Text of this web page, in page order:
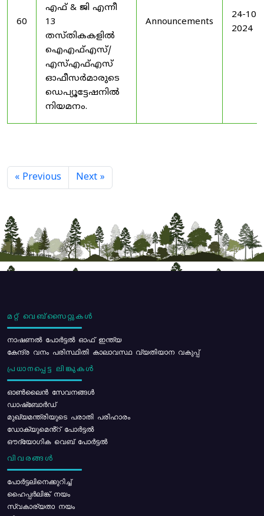
60
എഫ് & ജി എന്നീ
13
തസ്തികകളിൽ
ഐഎഫ്എസ്/
എസ്എഫ്എസ്
ഓഫീസർമാരുടെ
ഡെപ്യൂട്ടേഷനിൽ
നിയമനം.
Announcements
24-10-
2024
« Previous Next »
മറ്റ് വെബ്സൈറ്റുകൾ
നാഷണൽ പോർട്ടൽ ഓഫ് ഇന്ത്യ
കേന്ദ്ര വനം പരിസ്ഥിതി കാലാവസ്ഥ വ്യതിയാന വകുപ്പ്
പ്രധാനപ്പെട്ട ലിങ്കുകൾ
ഓൺലൈൻ സേവനങ്ങൾ
ഡാഷ്ബോർഡ്
മുഖ്യമന്ത്രിയുടെ പരാതി പരിഹാരം
ഡോക്യുമെൻ്റ് പോർട്ടൽ
ഔദ്യോഗിക വെബ് പോർട്ടൽ
വിവരങ്ങൾ
പോര്‍ട്ടലിനെക്കുറിച്ച്
ഹൈപ്പർലിങ്ക് നയം
സ്വകാര്യതാ നയം